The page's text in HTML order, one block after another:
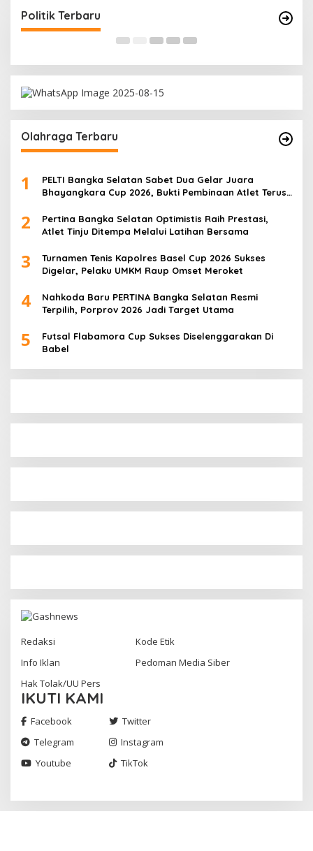
Politik Terbaru
Di Bangka Selatan, Politik
Olahraga Terbaru
1
PELTI Bangka Selatan Sabet Dua Gelar Juara
Bhayangkara Cup 2026, Bukti Pembinaan Atlet Terus
2
Pertina Bangka Selatan Optimistis Raih Prestasi,
Atlet Tinju Ditempa Melalui Latihan Bersama
3
Turnamen Tenis Kapolres Basel Cup 2026 Sukses
Digelar, Pelaku UMKM Raup Omset Meroket
4
Nahkoda Baru PERTINA Bangka Selatan Resmi
Terpilih, Porprov 2026 Jadi Target Utama
5
Futsal Flabamora Cup Sukses Diselenggarakan Di
Babel
Redaksi
Kode Etik
Info Iklan
Pedoman Media Siber
Hak Tolak/UU Pers
IKUTI KAMI
Facebook
Twitter
Telegram
Instagram
Youtube
TikTok